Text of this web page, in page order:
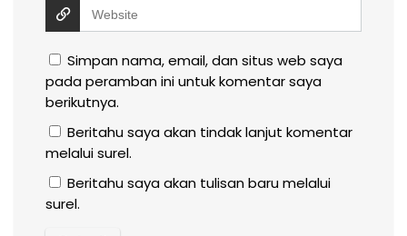
Simpan nama, email, dan situs web saya
pada peramban ini untuk komentar saya
berikutnya.
Beritahu saya akan tindak lanjut komentar
melalui surel.
Beritahu saya akan tulisan baru melalui
surel.